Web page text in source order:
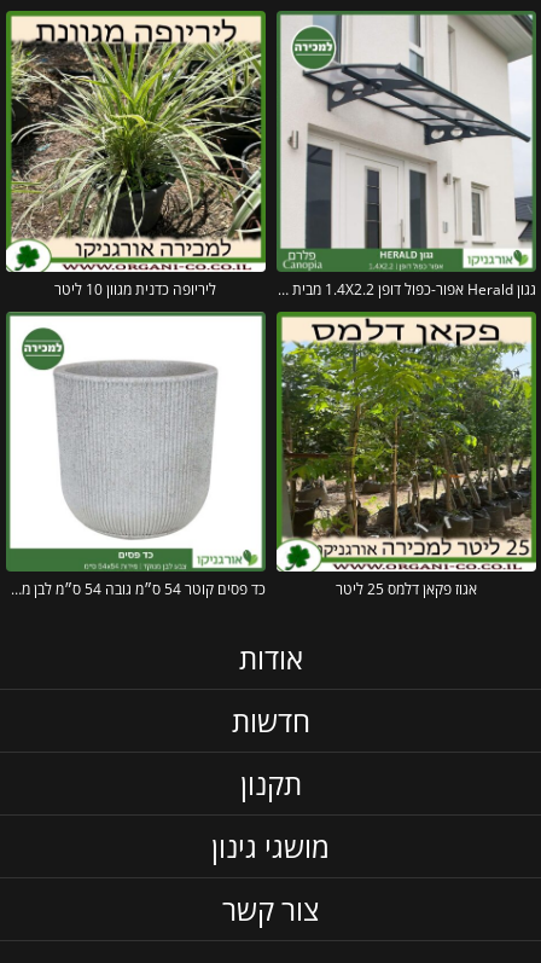
גגון Herald אפור-כפול דופן 1.4X2.2 מבית פלרם – Canopia ליריופה כדנית מגוון 10 ליטר
אגוז פקאן דלמס 25 ליטר כד פסים קוטר 54 ס״מ גובה 54 ס״מ לבן מנוקד
אודות
חדשות
תקנון
מושגי גינון
צור קשר